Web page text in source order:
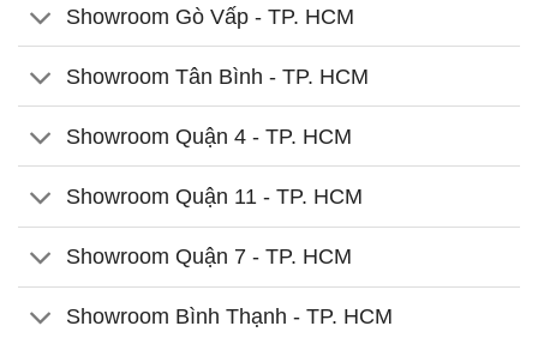
Showroom Gò Vấp - TP. HCM
Showroom Tân Bình - TP. HCM
Showroom Quận 4 - TP. HCM
Showroom Quận 11 - TP. HCM
Showroom Quận 7 - TP. HCM
Showroom Bình Thạnh - TP. HCM